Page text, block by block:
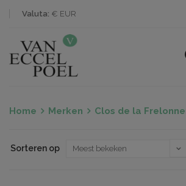
Valuta: € EUR
Home Merken Clos de la
Sorteren op